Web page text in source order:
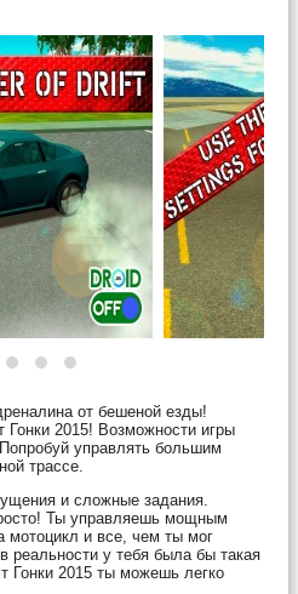
от бешеной езды!
2015! Возможности игры
управлять большим
трассе.
и сложные задания.
Ты управляешь мощным
мотоцикл и все, чем ты мог
реальности у тебя была бы такая
Гонки 2015 ты можешь легко